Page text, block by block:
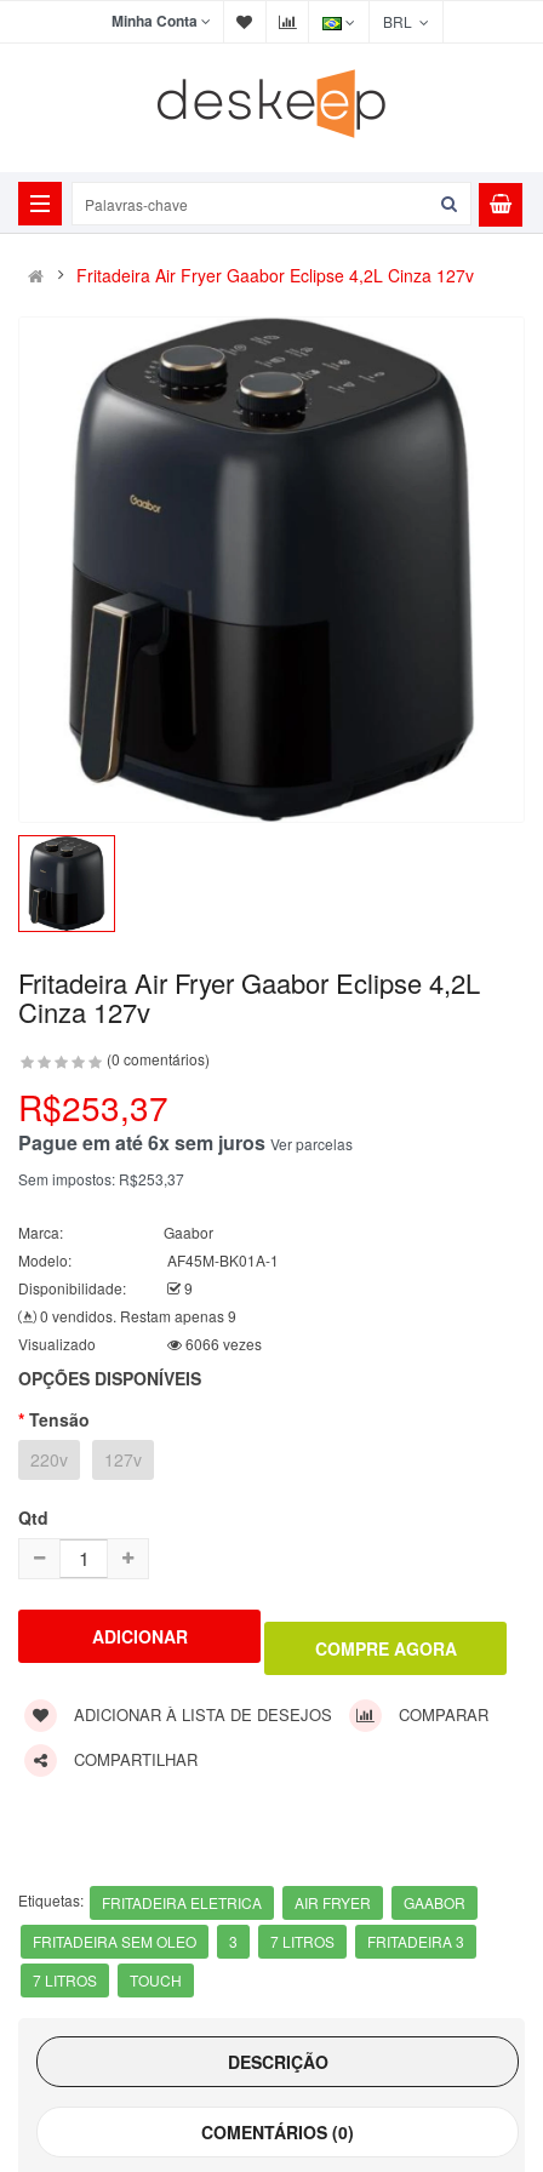
Minha Conta
Fritadeira Air Fryer Gaabor Eclipse 4,2L Cinza 127v
Fritadeira Air Fryer Gaabor Eclipse 4,2L
Cinza 127v
(0 comentários)
R$253,37
Pague em até 6x sem juros Ver parcelas
Sem impostos: R$253,37
Marca:
Gaabor
Modelo:
AF45M-BK01A-1
Disponibilidade:
9
0 vendidos. Restam apenas 9
Visualizado
6066 vezes
OPÇÕES DISPONÍVEIS
Tensão
220v
127v
Qtd
ADICIONAR À LISTA DE DESEJOS
COMPARAR
COMPARTILHAR
Etiquetas: FRITADEIRA ELETRICA AIR FRYER
GAABOR
FRITADEIRA SEM OLEO
3 7 LITROS
FRITADEIRA 3
7 LITROS
TOUCH
DESCRIÇÃO
COMENTÁRIOS (0)